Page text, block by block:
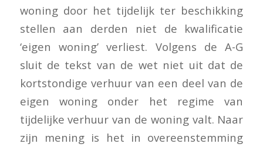
woning door het tijdelijk ter beschikking
stellen aan derden niet de kwalificatie
‘eigen woning’ verliest. Volgens de A-G
sluit de tekst van de wet niet uit dat de
kortstondige verhuur van een deel van de
eigen woning onder het regime van
tijdelijke verhuur van de woning valt. Naar
zijn mening is het in overeenstemming